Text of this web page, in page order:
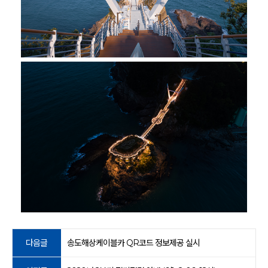
다음글 송도해상케이블카 QR코드 정보제공 실시